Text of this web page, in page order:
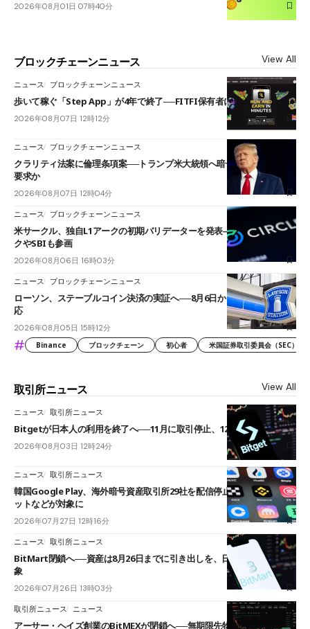
2026年08月01日 07時40分
ブロックチェーンニュース View All
ニュース ブロックチェーンニュース
歩いて稼ぐ「Step App」が4年で終了──FITFI保有者に対応呼びかけ
2026年08月07日 12時12分
ニュース ブロックチェーンニュース
クラリティ法案に倫理条項案──トランプ米大統領へ暗号資産事業の売却
要求か
2026年08月07日 12時04分
ニュース ブロックチェーンニュース
米サークル、独自L1アークの初期バリデーターを発表――ブラックロッ
クやSBIも参画
2026年08月06日 16時03分
ニュース ブロックチェーンニュース
ローソン、ステーブルコイン決済の実証へ──8月6日からJPYCやUSDC対
応
2026年08月05日 15時12分
# Binance ブロックチェーン 初心者 米国証券取引委員会（SEC）
取引所ニュース View All
ニュース 取引所ニュース
Bitgetが日本人の利用を終了へ──11月に取引停止、12月末に強制決済
2026年08月03日 12時24分
ニュース 取引所ニュース
韓国Google Play、海外暗号資産取引所29社を配信停止──OKXやバイビ
ットなどが対象に
2026年07月27日 12時16分
ニュース 取引所ニュース
BitMart閉鎖へ──資産は8月26日までに引き出しを、日本人利用者も対
象
2026年07月26日 13時03分
取引所ニュース ニュース
アーサー・ヘイズ創業のBitMEXが閉鎖へ──無期限先物を生んだ11年に